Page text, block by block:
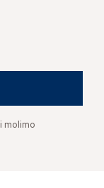
molimo